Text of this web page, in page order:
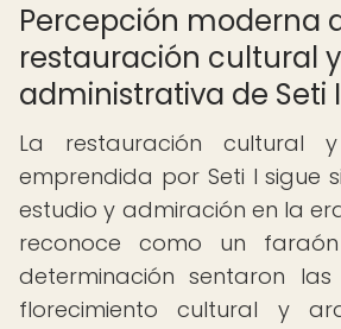
Percepción moderna
restauración cultural y
administrativa de Seti I
La restauración cultural y
emprendida por Seti I sigue
estudio y admiración en la
reconoce como un
determinación sentaron
florecimiento cultural y